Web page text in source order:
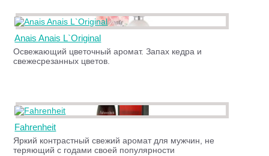
Anais Anais L`Original
Освежающий цветочный аромат. Запах кедра и
свежесрезанных цветов.
Fahrenheit
Яркий контрастный свежий аромат для мужчин, не
теряющий с годами своей популярности